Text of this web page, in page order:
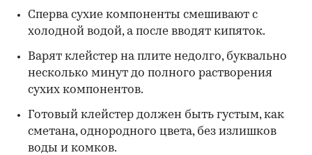
Сперва сухие компоненты смешивают с
холодной водой, а после вводят кипяток.
Варят клейстер на плите недолго, буквально
несколько минут до полного растворения
сухих компонентов.
Готовый клейстер должен быть густым, как
сметана, однородного цвета, без излишков
воды и комков.